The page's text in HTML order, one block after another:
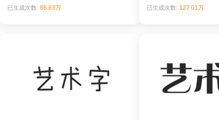
已生成次数: 66.83万 已生成次数: 127.01万